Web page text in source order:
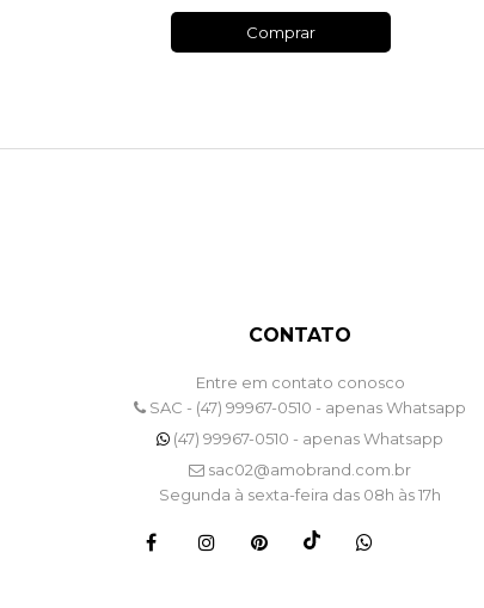
Comprar
CONTATO
Entre em contato conosco
SAC - (47) 99967-0510 - apenas Whatsapp
(47) 99967-0510 - apenas Whatsapp
sac02@amobrand.com.br
Segunda à sexta-feira das 08h às 17h